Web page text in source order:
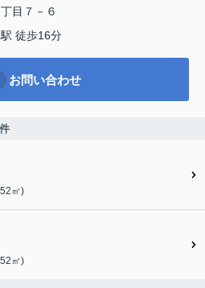
丁目７－６
駅 徒歩16分
お問い合わせ
㎡)
㎡)